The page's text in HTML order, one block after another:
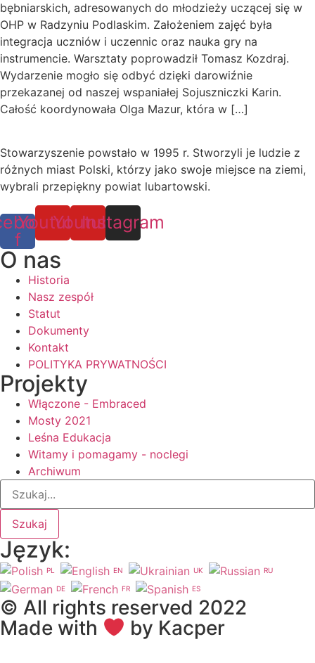
bębniarskich, adresowanych do młodzieży uczącej się w
OHP w Radzyniu Podlaskim. Założeniem zajęć była
integracja uczniów i uczennic oraz nauka gry na
instrumencie. Warsztaty poprowadził Tomasz Kozdraj.
Wydarzenie mogło się odbyć dzięki darowiźnie
przekazanej od naszej wspaniałej Sojuszniczki Karin.
Całość koordynowała Olga Mazur, która w […]
Stowarzyszenie powstało w 1995 r. Stworzyli je ludzie z
różnych miast Polski, którzy jako swoje miejsce na ziemi,
wybrali przepiękny powiat lubartowski.
f
YoutubeYoutube
Instagram
O nas
Historia
Nasz zespół
Statut
Dokumenty
Kontakt
POLITYKA PRYWATNOŚCI
Projekty
Włączone - Embraced
Mosty 2021
Leśna Edukacja
Witamy i pomagamy - noclegi
Archiwum
Szukaj
Język:
PL EN UK RU
DE FR ES
© All rights reserved 2022
Made with
by Kacper